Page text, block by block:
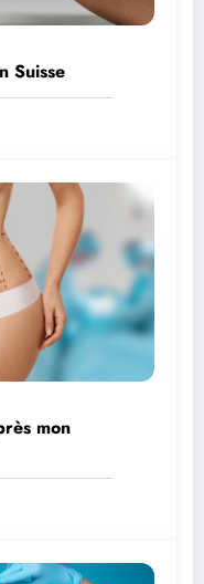
Suisse
mon